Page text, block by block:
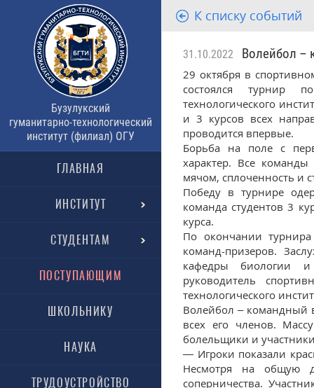
Бузулукский
гуманитарно-технологический
институт (филиал) ОГУ
ГЛАВНАЯ
ИНСТИТУТ
СТУДЕНТАМ
ПОСТУПАЮЩИМ
ШКОЛЬНИКУ
НАУКА
ТРУДОУСТРОЙСТВО
К списку событий
31.10.2022 Волейбол –
29 октября в
состоялся турнир
технологического
и 3 курсов всех
проводится впервые.
Борьба на поле с
характер. Все
мячом, сплоченность и
Победу в турнире
команда студентов 3
курса.
По окончании турнира
команд-призеров.
кафедры биологии и
руководитель
технологического
Волейбол – командный
всех его членов.
болельщики и
— Игроки показали
Несмотря на общую
соперничества.